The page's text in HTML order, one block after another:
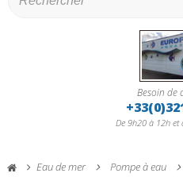
Besoin de
De 9h20 à 12h et
Eau de mer
Pompe à eau